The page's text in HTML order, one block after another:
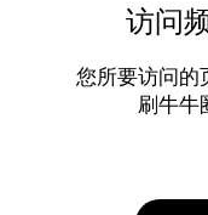
访问
您所要访问的
刷牛牛